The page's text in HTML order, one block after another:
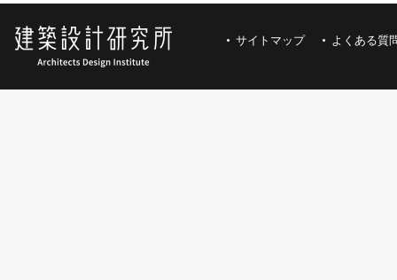
サイトマップ よくある質